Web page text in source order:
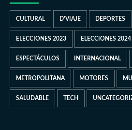
CULTURAL D'VIAJE DEPORTES
ELECCIONES 2023 ELECCIONES 2024
ESPECTÁCULOS INTERNACIONAL
METROPOLITANA MOTORES
SALUDABLE TECH